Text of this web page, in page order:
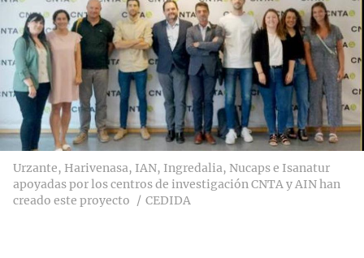
Urzante, Harivenasa, IAN, Ingredalia, Nucaps e Isanatur
apoyadas por los centros de investigación CNTA y AIN han
creado este proyecto
CEDIDA